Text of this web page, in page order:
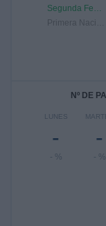
Segunda Federación Femenina
Nº DE
LUNES
-
- %
-
- %